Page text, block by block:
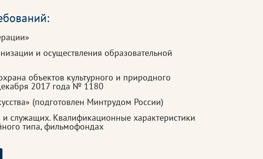
и осуществления образовательной
объектов культурного и природного
2017 года № 1180
(подготовлен Минтрудом России)
служащих. Квалификационные характеристики
типа, фильмофондах